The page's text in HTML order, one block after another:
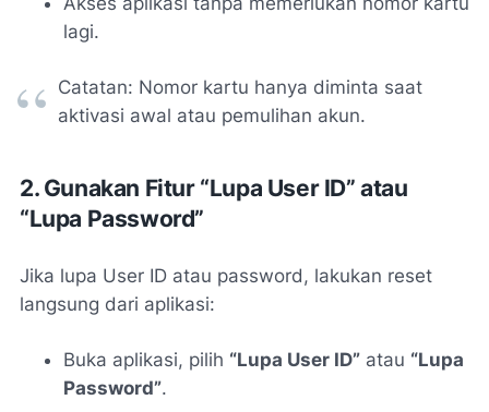
lagi.
Catatan: Nomor kartu hanya diminta saat
aktivasi awal atau pemulihan akun.
2. Gunakan Fitur “Lupa User ID” atau
“Lupa Password”
Jika lupa User ID atau password, lakukan reset
langsung dari aplikasi:
Buka aplikasi, pilih “Lupa User ID” atau “Lupa
Password”.